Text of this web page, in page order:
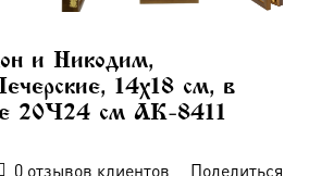
и Никодим,
14х18 см, в
20×24 см AK-8411
0отзывов клиентов Поделиться